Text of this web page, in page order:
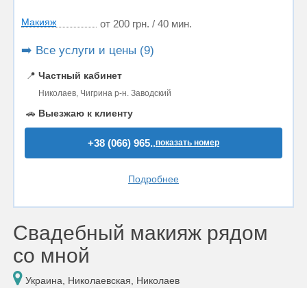
Макияж от 200 грн. / 40 мин.
➡️ Все услуги и цены (9)
📍 Частный кабинет
Николаев, Чигрина р-н. Заводский
🚗 Выезжаю к клиенту
+38 (066) 965..показать номер
Подробнее
Свадебный макияж рядом
со мной
Украина, Николаевская, Николаев